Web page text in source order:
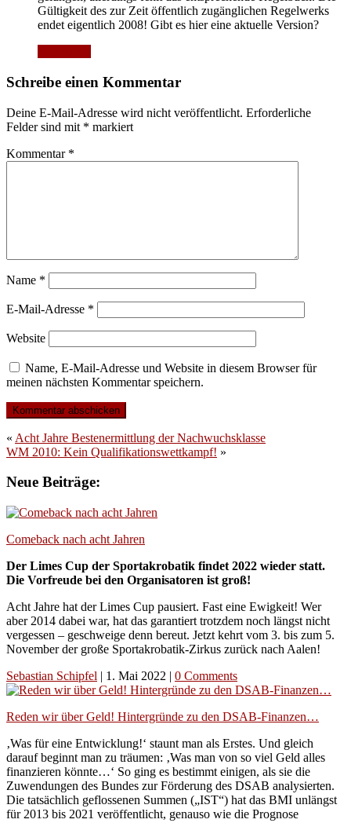
Gültigkeit des zur Zeit öffentlich zugänglichen Regelwerks
endet eigentlich 2008! Gibt es hier eine aktuelle Version?
Schreibe einen Kommentar
Deine E-Mail-Adresse wird nicht veröffentlicht. Erforderliche
Felder sind mit * markiert
Kommentar *
Name *
E-Mail-Adresse *
Website
Name, E-Mail-Adresse und Website in diesem Browser für
meinen nächsten Kommentar speichern.
« Acht Jahre Bestenermittlung der Nachwuchsklasse
WM 2010: Kein Qualifikationswettkampf! »
Neue Beiträge:
Comeback nach acht Jahren
Der Limes Cup der Sportakrobatik findet 2022 wieder statt.
Die Vorfreude bei den Organisatoren ist groß!
Acht Jahre hat der Limes Cup pausiert. Fast eine Ewigkeit! Wer
aber 2014 dabei war, hat das garantiert trotzdem noch längst nicht
vergessen – geschweige denn bereut. Jetzt kehrt vom 3. bis zum 5.
November der große Sportakrobatik-Zirkus zurück nach Aalen!
Sebastian Schipfel | 1. Mai 2022 | 0 Comments
Reden wir über Geld! Hintergründe zu den DSAB-Finanzen…
‚Was für eine Entwicklung!‘ staunt man als Erstes. Und gleich
darauf beginnt man zu träumen: ‚Was man von so viel Geld alles
finanzieren könnte…‘ So ging es bestimmt einigen, als sie die
Zuwendungen des Bundes zur Förderung des DSAB analysierten.
Die tatsächlich geflossenen Summen („IST“) hat das BMI unlängst
für 2013 bis 2021 veröffentlicht, genauso wie die Prognose